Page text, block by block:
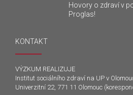
Hovory o zdraví v
Proglas!
KONTAKT
VÝZKUM REALIZUJE
Institut sociálního zdraví na UP v
Univerzitní 22, 771 11 Olomouc